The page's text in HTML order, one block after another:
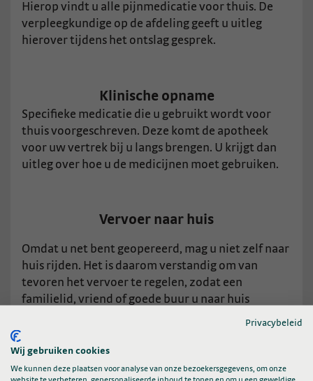
Hierop vindt u alle pijnmedicatie voor thuis. De
verpleegkundige op de afdeling geeft u uitleg
hierover tijdens het ontslag gesprek.
Klinische opname
Specifieke medicatie die u gebruikt wordt voor
thuis voorgeschreven. Deze komt de apotheek
voor uw vertrek bij u langs brengen. U krijgt dan
uitleg over hoe u de medicijnen moet gebruiken.
Vervoer naar huis
Omdat u net bent geopereerd, mag u niet zelf naar
huis rijden. Het is daarom verstandig om van
tevoren het vervoer te regelen, zodat een
familielid, vriend of goede buur u naar huis
brengen. U kunt zich ook door een taxi naar huis
zij de taxikosten vergoeden.
Privacybeleid
Wij gebruiken cookies
We kunnen deze plaatsen voor analyse van onze bezoekersgegevens, om onze
website te verbeteren, gepersonaliseerde inhoud te tonen en om u een geweldige